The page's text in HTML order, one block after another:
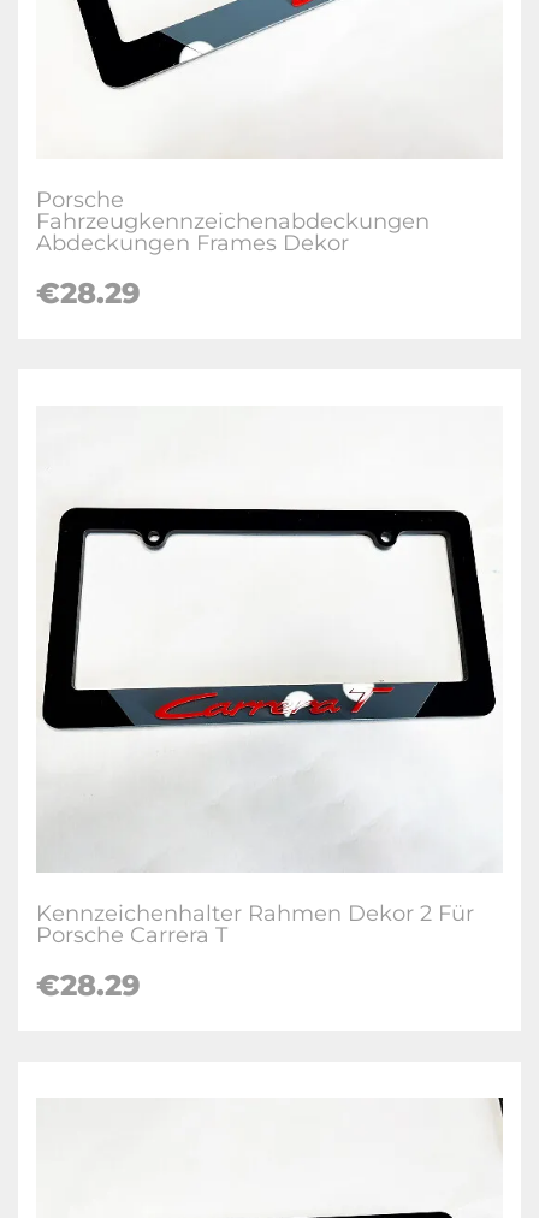
Porsche
Fahrzeugkennzeichenabdeckungen
Abdeckungen Frames Dekor
€28.29
Kennzeichenhalter Rahmen Dekor 2 Für
Porsche Carrera T
€28.29